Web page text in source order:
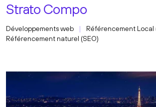
Strato Compo
Développements web
Référencement Local
Référencement naturel (SEO)